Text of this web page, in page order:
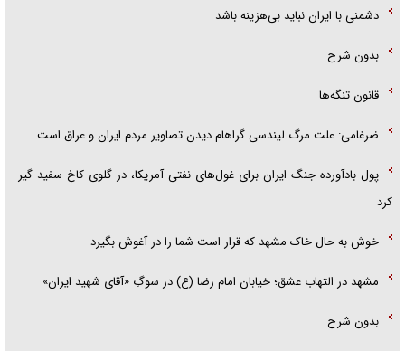
دشمنی با ایران نباید بی‌هزینه باشد
بدون شرح
قانون تنگه‌ها
ضرغامی: علت مرگ لیندسی گراهام دیدن تصاویر مردم ایران و عراق است
پول بادآورده جنگ ایران برای غول‌های نفتی آمریکا، در گلوی کاخ سفید گیر
کرد
خوش به حال خاک مشهد که قرار است شما را در آغوش بگیرد
مشهد در التهاب عشق؛ خیابان امام رضا (ع) در سوگِ «آقای شهید ایران»
بدون شرح